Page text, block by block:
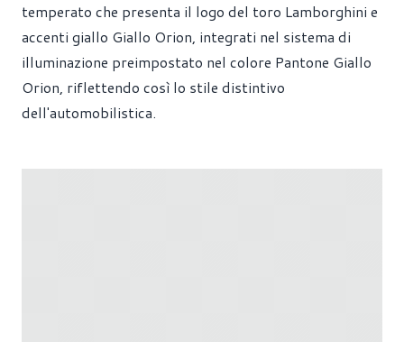
temperato che presenta il logo del toro Lamborghini e
accenti giallo Giallo Orion, integrati nel sistema di
illuminazione preimpostato nel colore Pantone Giallo
Orion, riflettendo così lo stile distintivo
dell'automobilistica.